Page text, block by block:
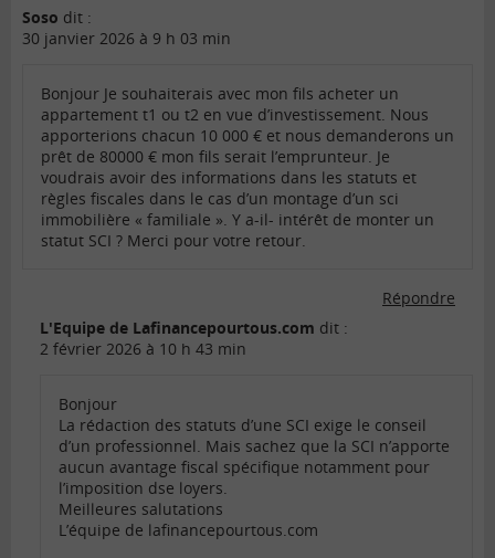
Soso dit :
30 janvier 2026 à 9 h 03 min
Bonjour Je souhaiterais avec mon fils acheter un
appartement t1 ou t2 en vue d’investissement. Nous
apporterions chacun 10 000 € et nous demanderons un
prêt de 80000 € mon fils serait l’emprunteur. Je
voudrais avoir des informations dans les statuts et
règles fiscales dans le cas d’un montage d’un sci
immobilière « familiale ». Y a-il- intérêt de monter un
statut SCI ? Merci pour votre retour.
Répondre
L'Equipe de Lafinancepourtous.com dit :
2 février 2026 à 10 h 43 min
Bonjour
La rédaction des statuts d’une SCI exige le conseil
d’un professionnel. Mais sachez que la SCI n’apporte
aucun avantage fiscal spécifique notamment pour
l’imposition dse loyers.
Meilleures salutations
L’équipe de lafinancepourtous.com